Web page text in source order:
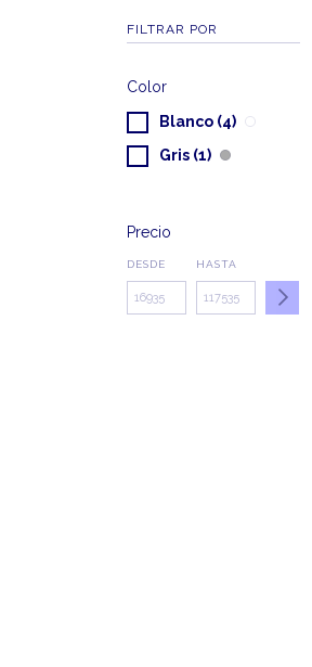
FILTRAR POR
Color
Blanco (4)
Gris (1)
Precio
DESDE HASTA